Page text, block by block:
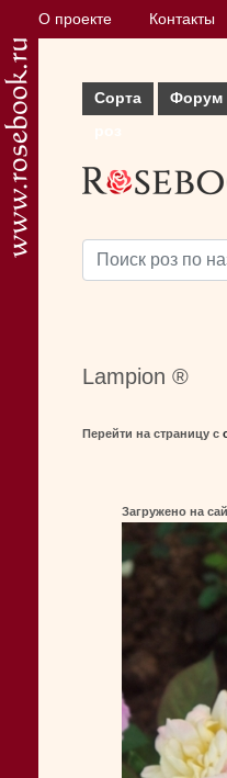
О проекте Контакты
Сорта
Форум
Lampion ®
Перейти на страницу с
Загружено на